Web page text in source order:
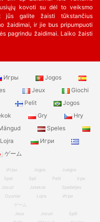
kovoti su dėl to veiksmo
jūs galite žaisti tūkstančius
žaidimai, ir jie bus pripumpuoti
pagrindu žaidimai. Laiko žaisti
Игры
Jogos
Jeux
Giochi
Pelit
Jogos
Gry
Hry
Speles
Lojra
Игри
ゲーム
Игры Jogos
Juegos
Spel Spil Pelit
Ігри
Jocuri Jatekok
Spelletjes
Oyunlar Lojra
Игри
ゲーム
Jeux Jocuri
Spill